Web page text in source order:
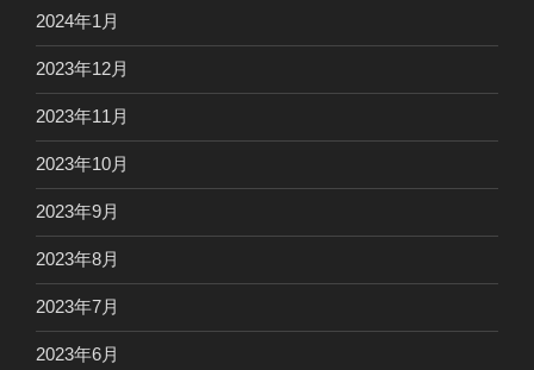
2024年1月
2023年12月
2023年11月
2023年10月
2023年9月
2023年8月
2023年7月
2023年6月